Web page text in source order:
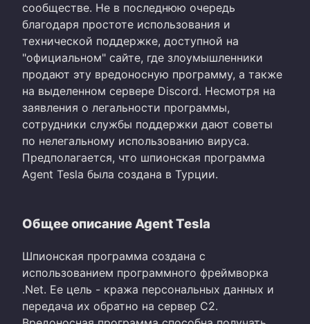
сообществе. Не в последнюю очередь
благодаря простоте использования и
технической поддержке, доступной на
"официальном" сайте, где злоумышленники
продают эту вредоносную программу, а также
на выделенном сервере Discord. Несмотря на
заявления о легальности программы,
сотрудники службы поддержки дают советы
по нелегальному использованию вируса.
Предполагается, что шпионская программа
Agent Tesla была создана в Турции.
Общее описание Agent Tesla
Шпионская программа создана с
использованием программного фреймворка
.Net. Ее цель - кража персональных данных и
передача их обратно на сервер C2.